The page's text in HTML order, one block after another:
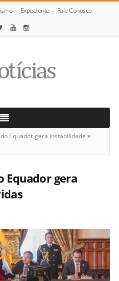
Expediente Fale Conosco
Equador gera instabilidade e
Equador gera